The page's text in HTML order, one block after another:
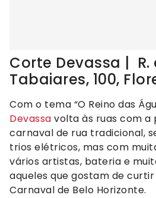
Corte Devassa | R.
Tabaiares, 100,
Com o tema “O Reino das
Devassa volta às ruas com a
carnaval de rua tradicional,
trios elétricos, mas com
vários artistas, bateria e
aqueles que gostam de
Carnaval de Belo Horizonte.